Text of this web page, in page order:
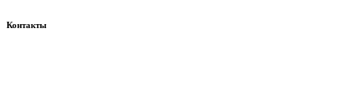
Контакты